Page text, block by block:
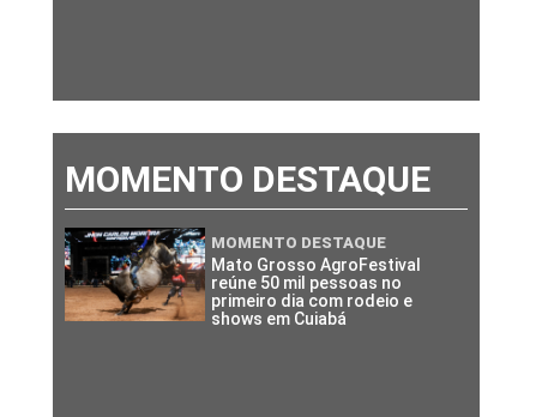
MOMENTO DESTAQUE
MOMENTO DESTAQUE
Mato Grosso AgroFestival
reúne 50 mil pessoas no
primeiro dia com rodeio e
shows em Cuiabá